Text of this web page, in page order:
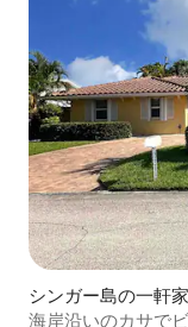
シンガー島の一軒家
海岸沿いのカサで